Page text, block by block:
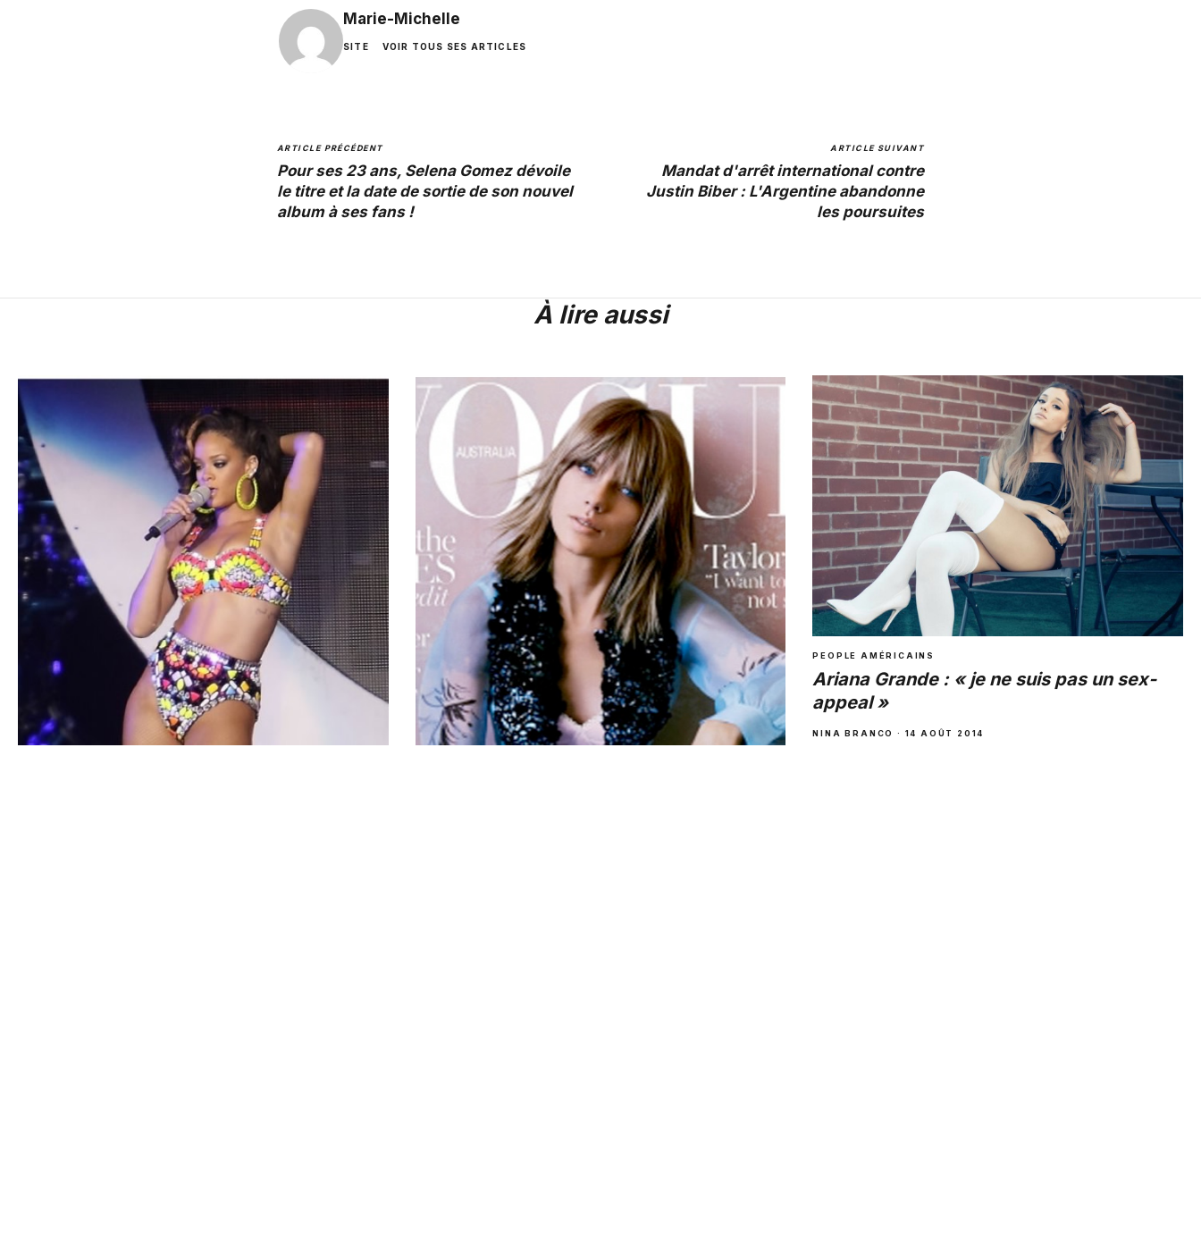
Marie-Michelle
SITE VOIR TOUS SES ARTICLES
ARTICLE PRÉCÉDENT
Pour ses 23 ans, Selena Gomez dévoile
le titre et la date de sortie de son nouvel
album à ses fans !
ARTICLE SUIVANT
Mandat d'arrêt international contre
Justin Biber : L'Argentine abandonne
les poursuites
À lire aussi
PEOPLE AMÉRICAINS
Ariana Grande : « je ne suis pas un sex-
appeal »
NINA BRANCO · 14 AOÛT 2014